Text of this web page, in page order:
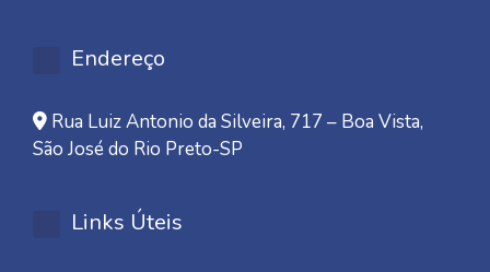
Endereço
Rua Luiz Antonio da Silveira, 717 – Boa Vista,
São José do Rio Preto-SP
Links Úteis